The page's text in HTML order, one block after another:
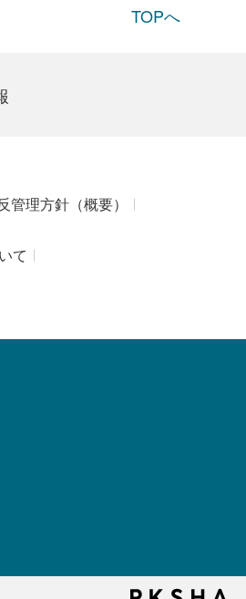
TOPへ
管理方針（概要）
て